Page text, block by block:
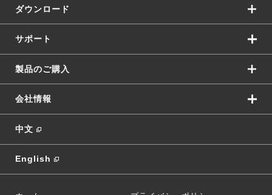
ダウンロード
サポート
製品のご購入
会社情報
中文
English